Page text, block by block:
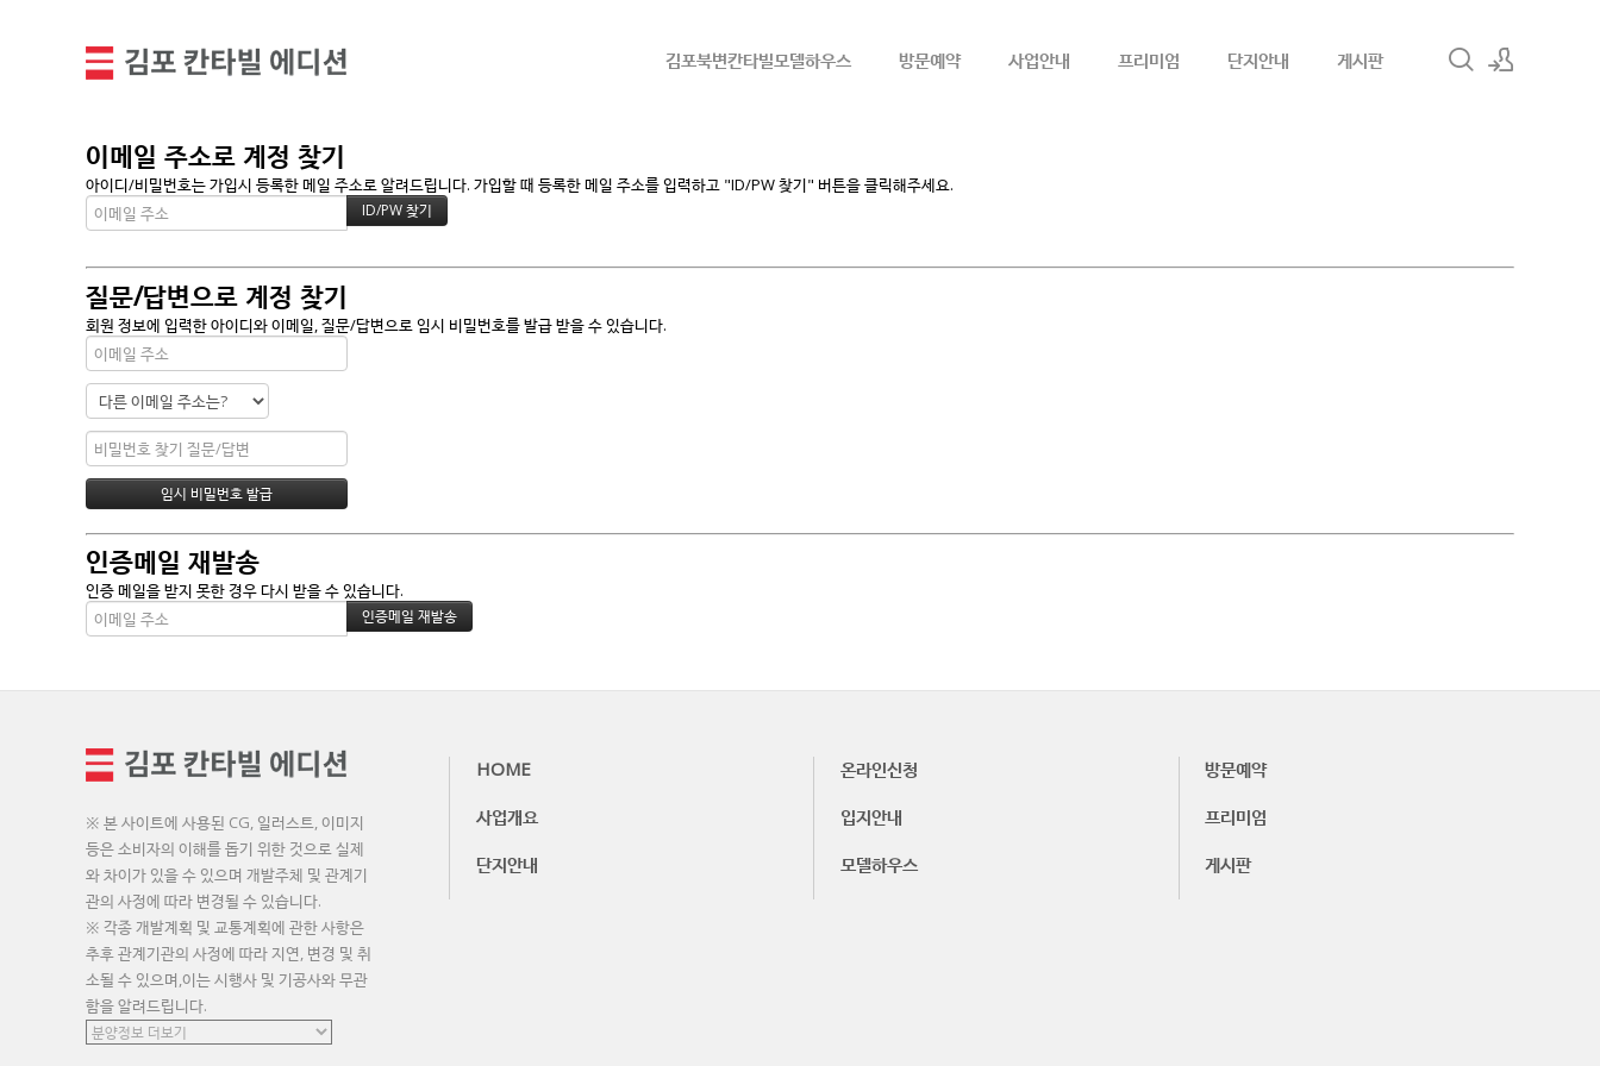
김포북변칸타빌모델하우스 방문예약 사업안내 프리미엄 단지안내 게시판
이메일 주소로 계정 찾기
아이디/비밀번호는 가입시 등록한 메일 주소로 알려드립니다. 가입할 때 등록한 메일 주소를 입력하고 "ID/PW 찾기" 버튼을 클릭해주세요.
질문/답변으로 계정 찾기
회원 정보에 입력한 아이디와 이메일, 질문/답변으로 임시 비밀번호를 발급 받을 수 있습니다.
인증메일 재발송
인증 메일을 받지 못한 경우 다시 받을 수 있습니다.
※ 본 사이트에 사용된 CG, 일러스트, 이미지
등은 소비자의 이해를 돕기 위한 것으로 실제
와 차이가 있을 수 있으며 개발주체 및 관계기
관의 사정에 따라 변경될 수 있습니다.
※ 각종 개발계획 및 교통계획에 관한 사항은
추후 관계기관의 사정에 따라 지연, 변경 및 취
소될 수 있으며,이는 시행사 및 기공사와 무관
함을 알려드립니다.
HOME 온라인신청
방문예약
사업개요
입지안내
프리미엄
단지안내
모델하우스 게시판